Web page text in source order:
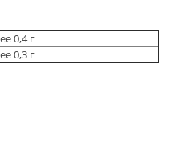
0,4 г
0,3 г